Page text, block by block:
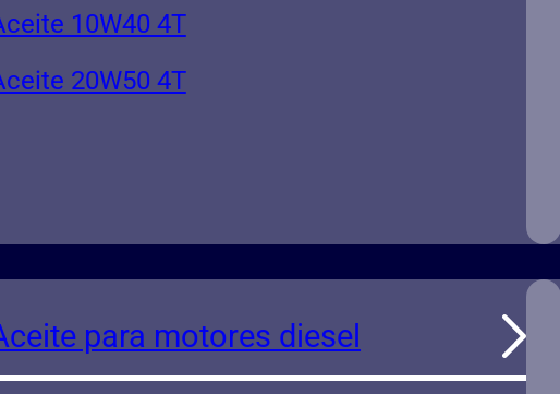
10W40 4T
20W50 4T
para motores diesel